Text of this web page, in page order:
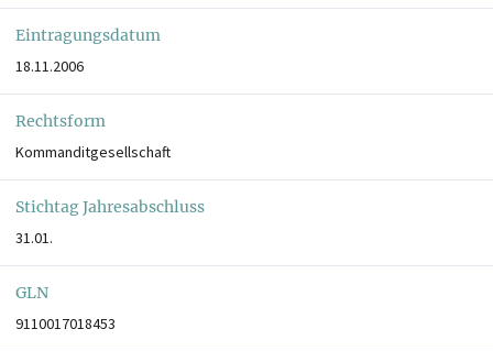
Eintragungsdatum
18.11.2006
Rechtsform
Kommanditgesellschaft
Stichtag Jahresabschluss
31.01.
GLN
9110017018453